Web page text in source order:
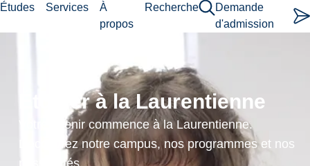
Études
Services
À
propos
Recherche
Demande
d'admission
Étudier à la Laurentienne
Votre avenir commence à la Laurentienne.
Découvrez notre campus, nos programmes et nos
possibilités.
Assessment